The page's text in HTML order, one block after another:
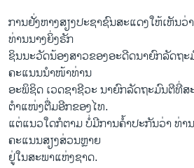
ພາສາຕ່າງໆ
ການຢັ່ງຫາງສຽງປະຊາຊົນສະແດງໃຫ້ເຫັນ
ທ່ານນາງຍິ່ງຣັກ
ຊິນນະວັດນ້ອງສາວຂອງອະດີດນາຍົກລັດຖ
ຄະແນນນຳໜ້າທ່ານ
ອະພິຊິດ ເວດຊາຊີວະ ນາຍົກລັດຖະມົນຕີທີ່ສ
ຕຳແໜ່ງຕື່ມອີກຂອງໄທ.
ແຕ່ແນວໃດກໍຕາມ ບໍ່ມີການຄໍ້າປະກັນວ່າ ທ່າ
ຄະແນນສຽງສ່ວນຫຼາຍ
ຢູ່ໃນສະພາແຫ່ງຊາດ.